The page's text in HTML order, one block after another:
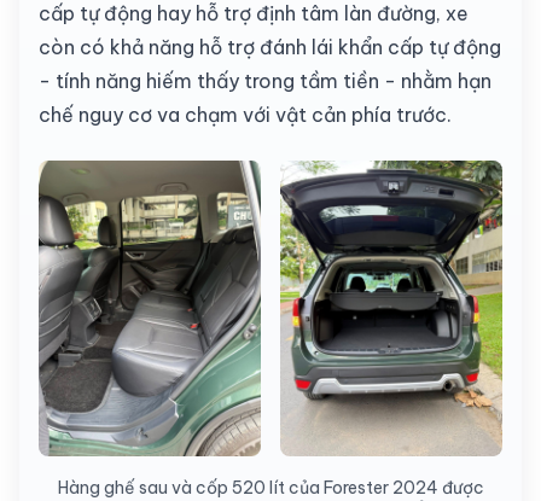
cấp tự động hay hỗ trợ định tâm làn đường, xe
còn có khả năng hỗ trợ đánh lái khẩn cấp tự động
- tính năng hiếm thấy trong tầm tiền - nhằm hạn
chế nguy cơ va chạm với vật cản phía trước.
Hàng ghế sau và cốp 520 lít của Forester 2024 được